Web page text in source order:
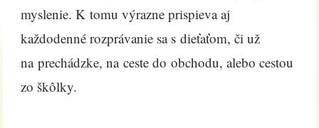
myslenie. K tomu výrazne prispieva aj
každodenné rozprávanie sa s dieťaťom, či už
na prechádzke, na ceste do obchodu, alebo cestou
zo škôlky.